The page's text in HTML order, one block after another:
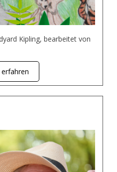
Kipling, bearbeitet von